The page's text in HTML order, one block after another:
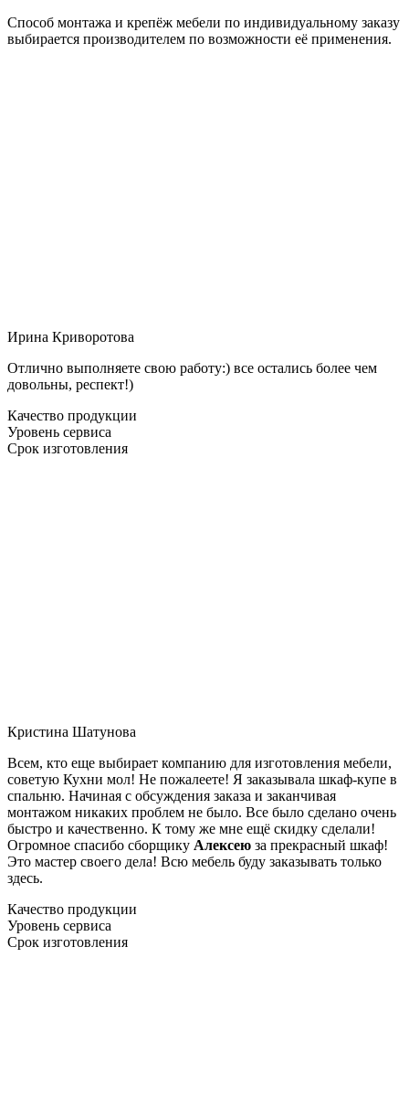
Способ монтажа и крепёж мебели по индивидуальному заказу
выбирается производителем по возможности её применения.
Ирина Криворотова
Отлично выполняете свою работу:) все остались более чем
довольны, респект!)
Качество продукции
Уровень сервиса
Срок изготовления
Кристина Шатунова
Всем, кто еще выбирает компанию для изготовления мебели,
советую Кухни мол! Не пожалеете! Я заказывала шкаф-купе в
спальню. Начиная с обсуждения заказа и заканчивая
монтажом никаких проблем не было. Все было сделано очень
быстро и качественно. К тому же мне ещё скидку сделали!
Огромное спасибо сборщику Алексею за прекрасный шкаф!
Это мастер своего дела! Всю мебель буду заказывать только
здесь.
Качество продукции
Уровень сервиса
Срок изготовления